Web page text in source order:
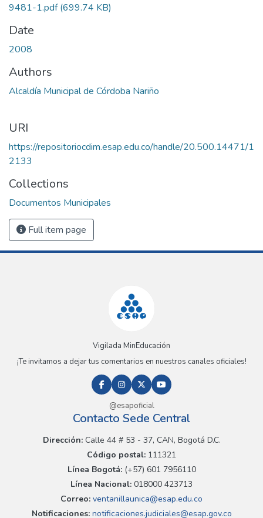
9481-1.pdf(699.74 KB)
Date
2008
Authors
Alcaldía Municipal de Córdoba Nariño
URI
https://repositoriocdim.esap.edu.co/handle/20.500.14471/1
2133
Collections
Documentos Municipales
Full item page
Vigilada MinEducación
¡Te invitamos a dejar tus comentarios en nuestros canales oficiales!
@esapoficial
Contacto Sede Central
Dirección:Calle 44 # 53 - 37, CAN, Bogotá D.C.
Código postal: 111321
Línea Bogotá:(+57) 601 7956110
Línea Nacional: 018000 423713
Correo: ventanillaunica@esap.edu.co
Notificaciones:notificaciones.judiciales@esap.gov.co